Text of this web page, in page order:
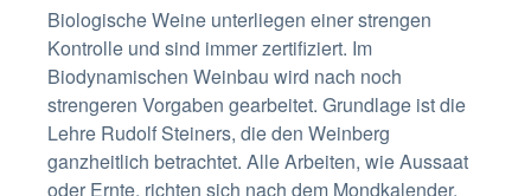
Biologische Weine unterliegen einer strengen
Kontrolle und sind immer zertifiziert. Im
Biodynamischen Weinbau wird nach noch
strengeren Vorgaben gearbeitet. Grundlage ist die
Lehre Rudolf Steiners, die den Weinberg
ganzheitlich betrachtet. Alle Arbeiten, wie Aussaat
oder Ernte, richten sich nach dem Mondkalender.